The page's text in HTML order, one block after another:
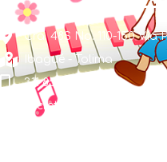
Cra. 48S No. 110-150 Vía
Ibagué - Tolima
311 856 1491